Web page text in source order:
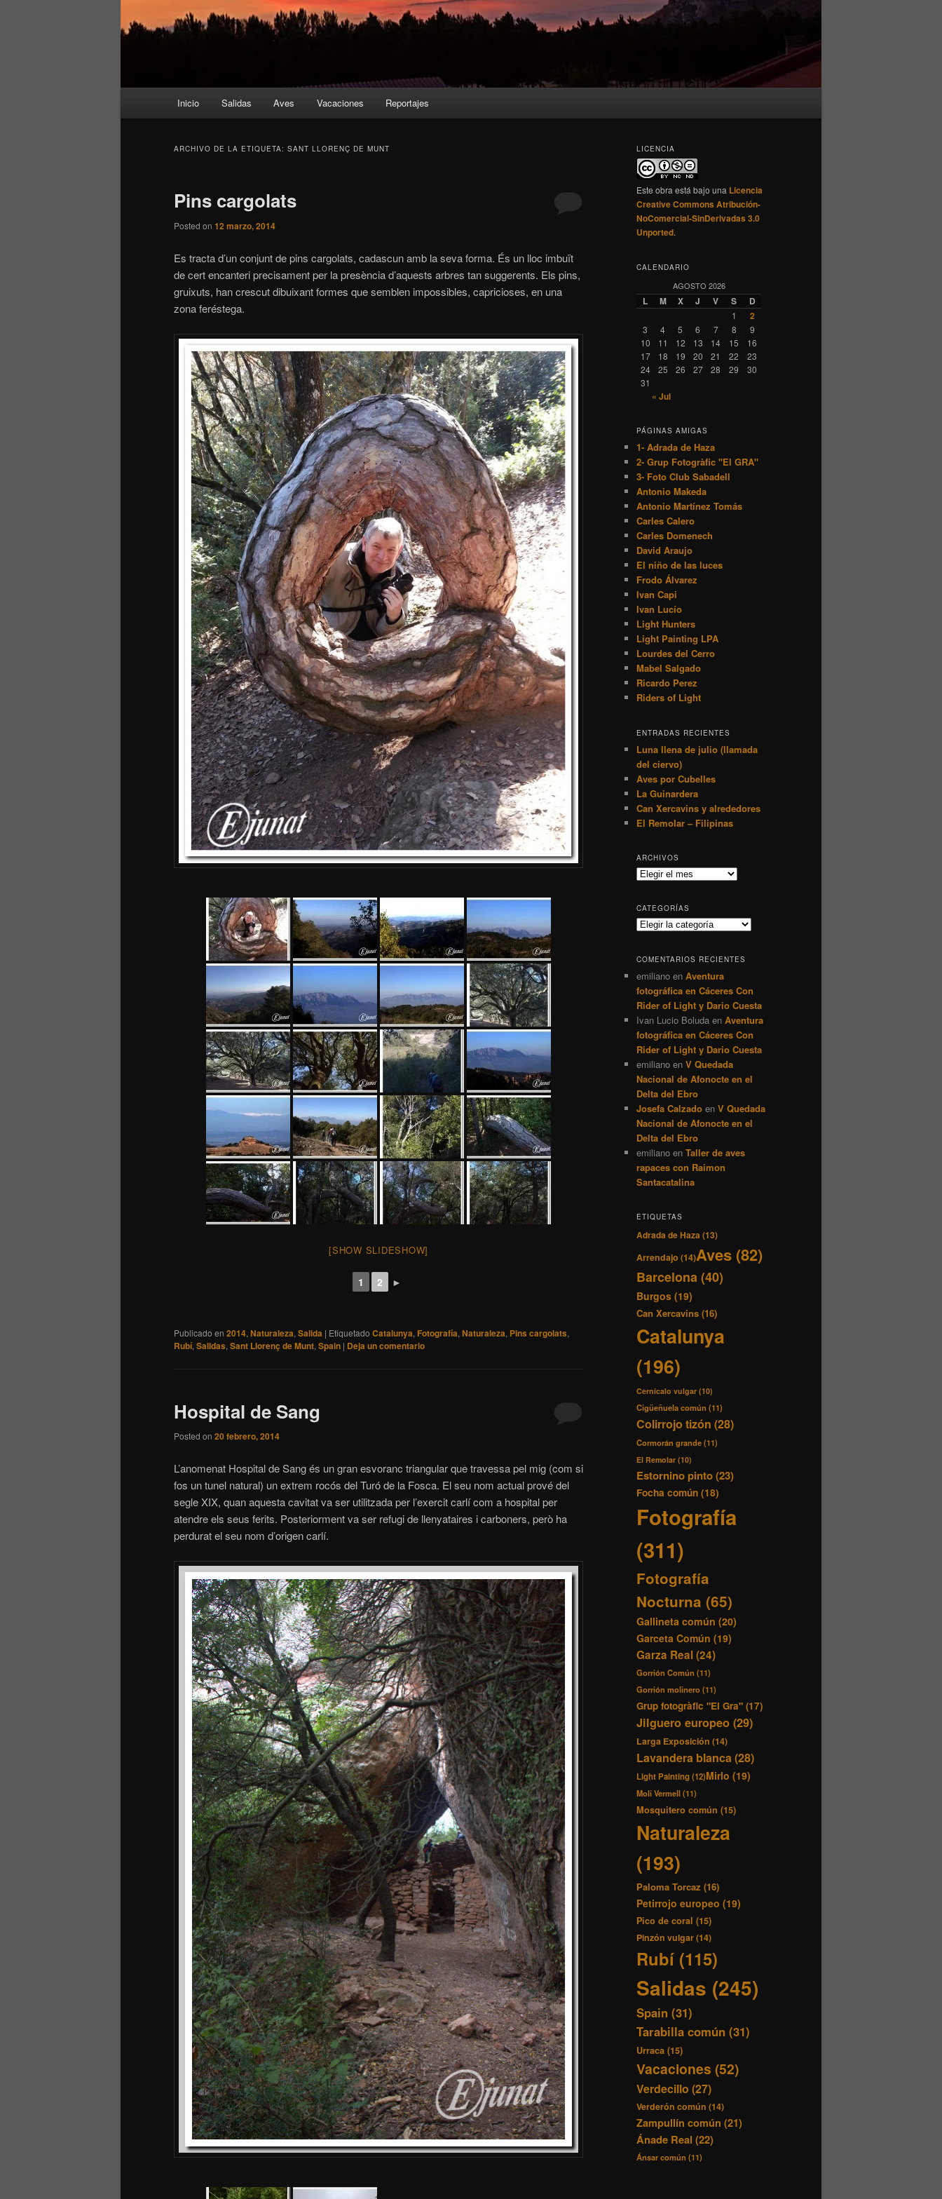
Inicio Salidas Aves Vacaciones Reportajes
ARCHIVO DE LA ETIQUETA: SANT LLORENÇ DE MUNT
Pins cargolats
Posted on 12 marzo, 2014
Es tracta d’un conjunt de pins cargolats, cadascun amb la seva forma. És un lloc imbuït
de cert encanteri precisament per la presència d’aquests arbres tan suggerents. Els pins,
gruixuts, han crescut dibuixant formes que semblen impossibles, capricioses, en una
zona feréstega.
[SHOW SLIDESHOW]
1 2 ►
Publicado en 2014, Naturaleza, Salida | Etiquetado Catalunya, Fotografía, Naturaleza, Pins cargolats,
Rubí, Salidas, Sant Llorenç de Munt, Spain | Deja un comentario
Hospital de Sang
Posted on 20 febrero, 2014
L’anomenat Hospital de Sang és un gran esvoranc triangular que travessa pel mig (com si
fos un tunel natural) un extrem rocós del Turó de la Fosca. El seu nom actual prové del
segle XIX, quan aquesta cavitat va ser utilitzada per l’exercit carlí com a hospital per
atendre els seus ferits. Posteriorment va ser refugi de llenyataires i carboners, però ha
perdurat el seu nom d’origen carlí.
LICENCIA
Este obra está bajo una Licencia
Creative Commons Atribución-
NoComercial-SinDerivadas 3.0
Unported.
CALENDARIO
AGOSTO 2026
L M X J V S D
1 2
3 4 5 6 7 8
9
10
11 12 13 14 15
16
17
18 19 20 21 22
23
24
25 26 27 28 29
30
31
« Jul
PÁGINAS AMIGAS
1- Adrada de Haza
2- Grup Fotogràfic "El GRA"
3- Foto Club Sabadell
Antonio Makeda
Antonio Martínez Tomás
Carles Calero
Carles Domenech
David Araujo
El niño de las luces
Frodo Álvarez
Ivan Capi
Ivan Lucío
Light Hunters
Light Painting LPA
Lourdes del Cerro
Mabel Salgado
Ricardo Perez
Riders of Light
ENTRADAS RECIENTES
Luna llena de julio (llamada
del ciervo)
Aves por Cubelles
La Guinardera
Can Xercavins y alrededores
El Remolar – Filipinas
ARCHIVOS
Archivos
CATEGORÍAS
Categorías
COMENTARIOS RECIENTES
emiliano en Aventura
fotográfica en Cáceres Con
Rider of Light y Dario Cuesta
Ivan Lucio Boluda en Aventura
fotográfica en Cáceres Con
Rider of Light y Dario Cuesta
emiliano en V Quedada
Nacional de Afonocte en el
Delta del Ebro
Josefa Calzado en V Quedada
Nacional de Afonocte en el
Delta del Ebro
emiliano en Taller de aves
rapaces con Raimon
Santacatalina
ETIQUETAS
Adrada de Haza (13)
Arrendajo (14)Aves (82)
Barcelona(40)
Burgos (19)
Can Xercavins (16)
Catalunya
(196)
Cernícalo vulgar (10)
Cigüeñuela común (11)
Colirrojo tizón (28)
Cormorán grande(11)
El Remolar (10)
Estornino pinto(23)
Focha común (18)
Fotografía
(311)
Fotografía
Nocturna (65)
Gallineta común (20)
Garceta Común (19)
Garza Real(24)
Gorrión Común (11)
Gorrión molinero(11)
Grup fotogràfic "El Gra" (17)
Jilguero europeo (29)
Larga Exposición (14)
Lavandera blanca(28)
Light Painting(12)Mirlo (19)
Molí Vermell(11)
Mosquitero común (15)
Naturaleza
(193)
Paloma Torcaz (16)
Petirrojo europeo (19)
Pico de coral (15)
Pinzón vulgar(14)
Rubí (115)
Salidas (245)
Spain (31)
Tarabilla común (31)
Urraca (15)
Vacaciones (52)
Verdecillo (27)
Verderón común (14)
Zampullín común (21)
Ánade Real (22)
Ánsar común (11)